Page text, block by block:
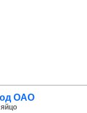
ОАО